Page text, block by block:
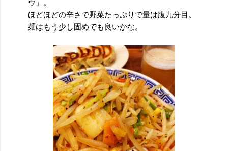
ウ」。
ほどほどの辛さで野菜たっぷりで量は腹九分目。
麺はもう少し固めでも良いかな。